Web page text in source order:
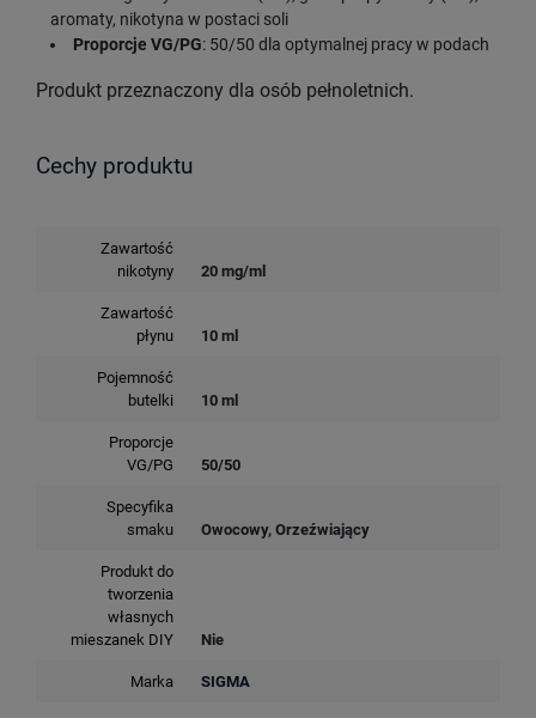
aromaty, nikotyna w postaci soli
Proporcje VG/PG: 50/50 dla optymalnej pracy w podach
Produkt przeznaczony dla osób pełnoletnich.
Cechy produktu
Zawartość
nikotyny
20 mg/ml
Zawartość
płynu
10 ml
Pojemność
butelki
10 ml
Proporcje
VG/PG
50/50
Specyfika
smaku
Owocowy, Orzeźwiający
Produkt do
tworzenia
własnych
mieszanek DIY
Nie
Marka SIGMA